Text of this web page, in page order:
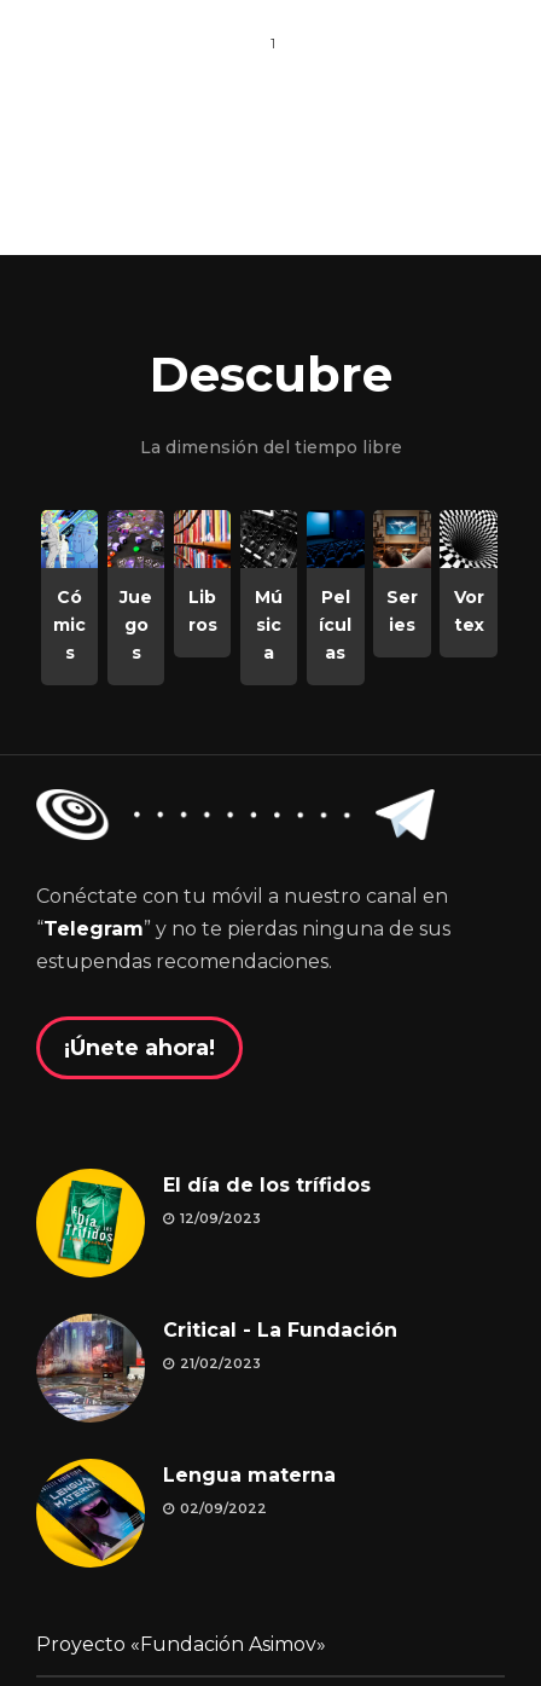
1
Descubre
La dimensión del tiempo libre
Có
mic
s
Jue
go
s
Lib
ros
Mú
sic
a
Pel
ícul
as
Ser
ies
Vor
tex
Conéctate con tu móvil a nuestro canal en
“Telegram” y no te pierdas ninguna de sus
estupendas recomendaciones.
¡Únete ahora!
El día de los trífidos
12/09/2023
Critical - La Fundación
21/02/2023
Lengua materna
02/09/2022
Proyecto «Fundación Asimov»